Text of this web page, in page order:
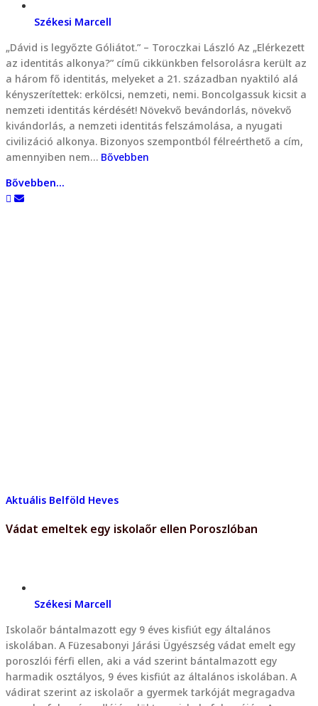
Székesi Marcell
„Dávid is legyőzte Góliátot.” – Toroczkai László Az „Elérkezett
az identitás alkonya?” című cikkünkben felsorolásra került az
a három fő identitás, melyeket a 21. században nyaktiló alá
kényszerítettek: erkölcsi, nemzeti, nemi. Boncolgassuk kicsit a
nemzeti identitás kérdését! Növekvő bevándorlás, növekvő
kivándorlás, a nemzeti identitás felszámolása, a nyugati
civilizáció alkonya. Bizonyos szempontból félreérthető a cím,
amennyiben nem… Bővebben
Bővebben...
Aktuális Belföld Heves
Vádat emeltek egy iskolaőr ellen Poroszlóban
Székesi Marcell
Iskolaőr bántalmazott egy 9 éves kisfiút egy általános
iskolában. A Füzesabonyi Járási Ügyészség vádat emelt egy
poroszlói férfi ellen, aki a vád szerint bántalmazott egy
harmadik osztályos, 9 éves kisfiút az általános iskolában. A
vádirat szerint az iskolaőr a gyermek tarkóját megragadva